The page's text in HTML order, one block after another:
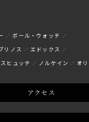
ボール・ウォッチ
リノス
エドックス
ヒュッテ ノルケイン オ
アクセス